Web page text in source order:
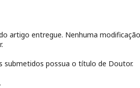
artigo entregue. Nenhuma
submetidos possua o título de Doutor.